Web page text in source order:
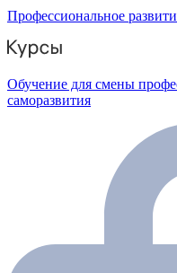
Профессиональное
Обучение для смены
саморазвития